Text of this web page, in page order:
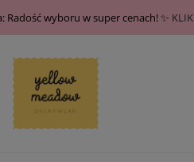
Radość wyboru w super cenach! ✨ KLIK